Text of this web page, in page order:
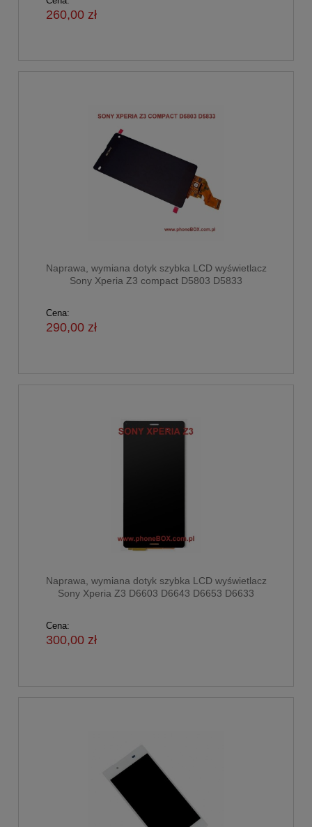
260,00 zł
Naprawa, wymiana dotyk szybka LCD wyświetlacz
Sony Xperia Z3 compact D5803 D5833
Cena:
290,00 zł
Naprawa, wymiana dotyk szybka LCD wyświetlacz
Sony Xperia Z3 D6603 D6643 D6653 D6633
Cena:
300,00 zł